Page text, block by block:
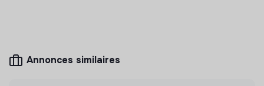
Annonces similaires